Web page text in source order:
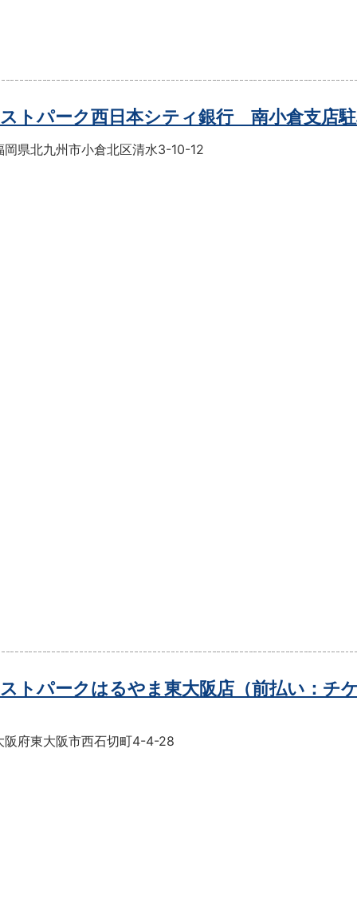
ストパーク西日本シティ銀行 南小倉支店
岡県北九州市小倉北区清水3-10-12
ストパークはるやま東大阪店（前払い：チ
阪府東大阪市西石切町4-4-28